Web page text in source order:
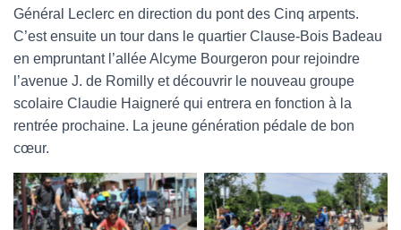
Général Leclerc en direction du pont des Cinq arpents.
C’est ensuite un tour dans le quartier Clause-Bois Badeau
en empruntant l’allée Alcyme Bourgeron pour rejoindre
l’avenue J. de Romilly et découvrir le nouveau groupe
scolaire Claudie Haigneré qui entrera en fonction à la
rentrée prochaine. La jeune génération pédale de bon
cœur.
Même pour les vélos, ça